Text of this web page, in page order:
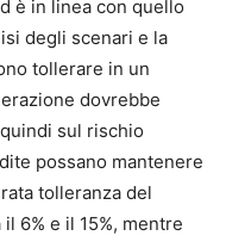
è in linea con quello
degli scenari e la
tollerare in un
dovrebbe
sul rischio
possano mantenere
tolleranza del
6% e il 15%, mentre